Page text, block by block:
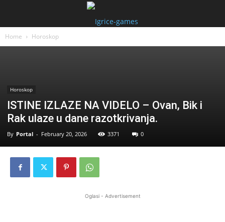
Home Horoskop
Horoskop
ISTINE IZLAZE NA VIDELO – Ovan, Bik i
Rak ulaze u dane razotkrivanja.
By Portal - February 20, 2026 3371 0
Oglasi - Advertisement